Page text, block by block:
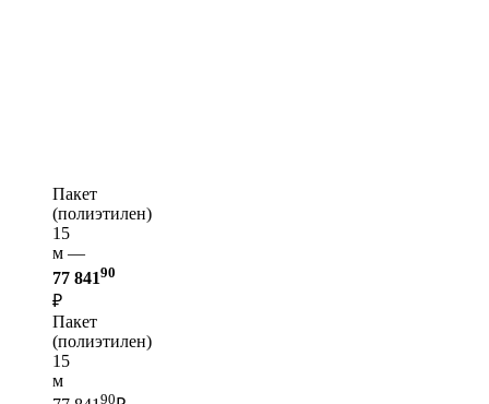
Пакет
(полиэтилен)
15
м —
77 84190
₽
Пакет
(полиэтилен)
15
м
90